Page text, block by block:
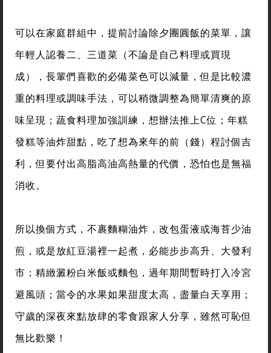
可以在家庭群組中，提前討論除夕團圓飯的菜單，讓
年輕人認養二、三道菜（不論是自己料理或買現
成），長輩們喜歡的必備菜色可以減量，但是比較濃
重的料理或調味手法，可以稍微調整為簡單清爽的原
味呈現；蔬食料理加強訓練，想辦法推上C位；年糕
發糕等油炸甜點，吃了想為來年的前（錢）程討個吉
利，但要付出高脂高油高熱量的代價，恐怕也是無福
消收。
所以換個方式，不裹麵糊油炸，改包蛋液或海苔少油
煎，或是放紅豆湯裡一起煮，必能步步高升、大發利
市；精緻澱粉白米飯或麵包，過年期間暫時打入冷宮
避風頭；當令的水果如果甜度太高，盡量白天享用；
守歲的深夜來點放肆的零食跟家人分享，雖然可恥但
無比歡樂！